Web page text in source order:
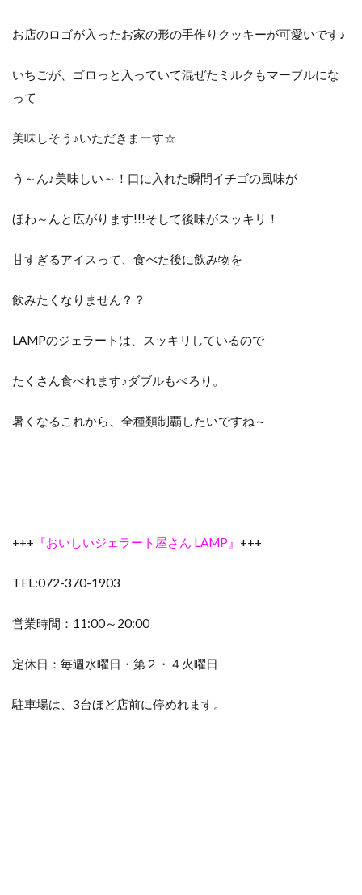
お店のロゴが入ったお家の形の手作りクッキーが可愛いです♪
いちごが、ゴロっと入っていて混ぜたミルクもマーブルにな
って
美味しそう♪いただきまーす☆
う～ん♪美味しい～！口に入れた瞬間イチゴの風味が
ほわ～んと広がります!!!そして後味がスッキリ！
甘すぎるアイスって、食べた後に飲み物を
飲みたくなりません？？
LAMPのジェラートは、スッキリしているので
たくさん食べれます♪ダブルもぺろり。
暑くなるこれから、全種類制覇したいですね～
+++ 『おいしいジェラート屋さん LAMP』 +++
TEL:072-370-1903
営業時間：11:00～20:00
定休日：毎週水曜日・第２・４火曜日
駐車場は、3台ほど店前に停めれます。